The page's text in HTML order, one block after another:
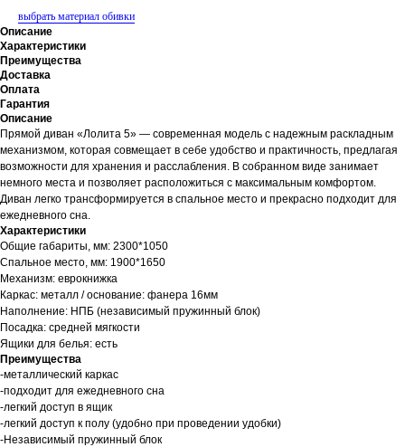
выбрать материал обивки
Описание
Характеристики
Преимущества
Доставка
Оплата
Гарантия
Описание
Прямой диван «Лолита 5» — современная модель с надежным раскладным
механизмом, которая совмещает в себе удобство и практичность, предлагая
возможности для хранения и расслабления. В собранном виде занимает
немного места и позволяет расположиться с максимальным комфортом.
Диван легко трансформируется в спальное место и прекрасно подходит для
ежедневного сна.
Характеристики
Общие габариты, мм: 2300*1050
Спальное место, мм: 1900*1650
Механизм: еврокнижка
Каркас: металл / основание: фанера 16мм
Наполнение: НПБ (независимый пружинный блок)
Посадка: средней мягкости
Ящики для белья: есть
Преимущества
-металлический каркас
-подходит для ежедневного сна
-легкий доступ в ящик
-легкий доступ к полу (удобно при проведении удобки)
-Независимый пружинный блок